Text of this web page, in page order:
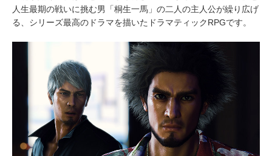
人生最期の戦いに挑む男「桐生一馬」の二人の主人公が繰り広げ
る、シリーズ最高のドラマを描いたドラマティックRPGです。